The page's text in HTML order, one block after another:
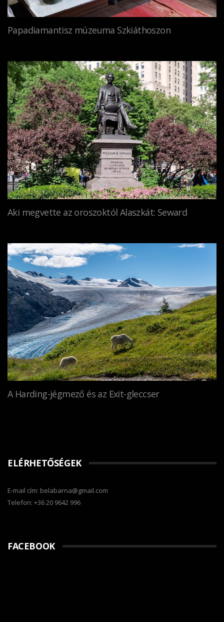
Papadiamantisz múzeuma Szkiáthoszon
Aki megvette az oroszoktól Alaszkát: Seward
A Harding-jégmező és az Exit-gleccser
ELÉRHETŐSÉGEK
E-mail cím: belabarna@gmail.com
Telefon: +36 20 9642 996
FACEBOOK